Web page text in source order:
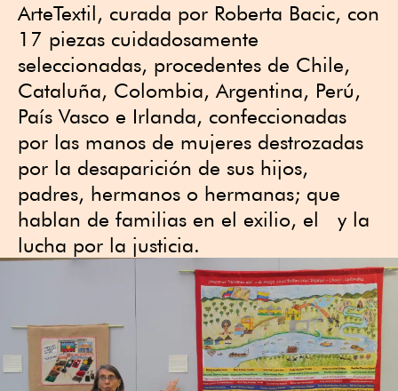
ArteTextil, curada por Roberta Bacic, con
17 piezas cuidadosamente
seleccionadas, procedentes de Chile,
Cataluña, Colombia, Argentina, Perú,
País Vasco e Irlanda, confeccionadas
por las manos de mujeres destrozadas
por la desaparición de sus hijos,
padres, hermanos o hermanas; que
hablan de familias en el exilio, el y la
lucha por la justicia.